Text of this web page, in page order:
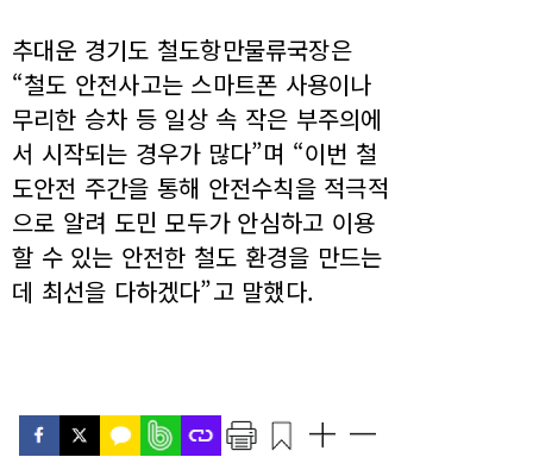
추대운 경기도 철도항만물류국장은
“철도 안전사고는 스마트폰 사용이나
무리한 승차 등 일상 속 작은 부주의에
서 시작되는 경우가 많다”며 “이번 철
도안전 주간을 통해 안전수칙을 적극적
으로 알려 도민 모두가 안심하고 이용
할 수 있는 안전한 철도 환경을 만드는
데 최선을 다하겠다”고 말했다.